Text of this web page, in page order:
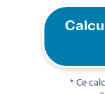
* Ce